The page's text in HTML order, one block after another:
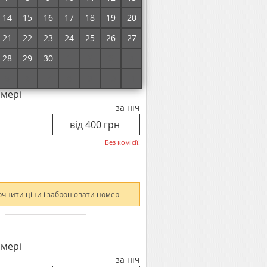
14
15 16 17 18 19
20
21
22 23 24 25 26
27
28
29 30
ціни і забронювати номер
за ніч
Без комісії!
ціни і забронювати номер
за ніч